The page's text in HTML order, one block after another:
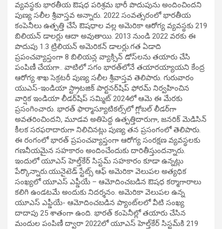
వ్యవస్థకు భారతీయ ఔషధ పరిశ్రమ భారీ పొదుపును అందించిందని
పుణ్య సలీల శ్రీవాస్తవ అన్నారు. 2022 సంవత్సరంలో భారతీయ
కంపెనీలు ఉత్పత్తి చేసే ఔషధాల వల్ల అమెరికా ఆరోగ్య వ్యవస్థకు 219
బిలియన్ డాలర్లు ఆదా అవుతాయి. 2013 నుండి 2022 వరకు ఈ
పొదుపు 1.3 ట్రిలియన్ అమెరికన్ డాలర్లు.గత ఏడాది
ప్రపంచవ్యాప్తంగా 8 బిలియన్ల వ్యాక్సిన్ డోస్‌లను తయారు చేసి
పంపిణీ చేయగా.. వాటిలో సగం భారత్‌లోనే తయారయ్యాయని కేంద్ర
ఆరోగ్య శాఖ సెక్రటరీ పుణ్య సలీల శ్రీవాస్తవ తెలిపారు. గురువారం
యుఎస్-ఇండియా స్ట్రాటజిక్ పార్టనర్‌షిప్ ఫోరమ్ నిర్వహించిన
వార్షిక ఇండియా లీడర్‌షిప్ సమ్మిట్ 2024లో ఆమె ఈ మేరకు
ప్రసంగించారు. భారత్‌ ఫార్మాస్యూటికల్స్‌లో గ్లోబల్ లీడర్‌గా
అవతరించిందని, మూడవ అతిపెద్ద ఉత్పత్తిదారుగా, జనరిక్ మెడిసిన్‌
కీలక సరఫరాదారుగా నిలిచినట్లు పుణ్య తన ప్రసంగంలో తెలిపారు.
ఈ రంగంలో భారత్‌ ప్రపంచవ్యాప్తంగా ఆరోగ్య సంరక్షణ వ్యవస్థలకు
గణనీయమైన సహకారం అందించేందుకు దారితీస్తుందన్నారు.
ఇందులో యూఎస్ హెల్త్‌కేర్‌ సిస్టమ్‌ సహకారం కూడా ఉన్నట్లు
పేర్కొన్నారు.యునైటెడ్‌ స్టేట్స్‌ ఆఫ్‌ అమెరికా వెలుపల అత్యధిక
సంఖ్యలో యూఎస్ ఎప్డీయే – ఆమోదించబడిన ఔషధ కర్మాగారాలు
కలిగి ఉండటమే అందుకు నిదర్శనం. అమెరికా వెలుపల ఉన్న
యూఎస్ ఎప్డీయే- ఆమోదించబడిన ప్యాంట్‌లలో వీటి సంఖ్య
దాదాపు 25 శాతంగా ఉంది. భారత్‌ కంపెనీల్లో తయారు చేసిన
మందుల పంపిణీ ద్వారా 2022లో యూఎస్ హెల్త్‌కేర్ సిస్టమ్‌కి 219